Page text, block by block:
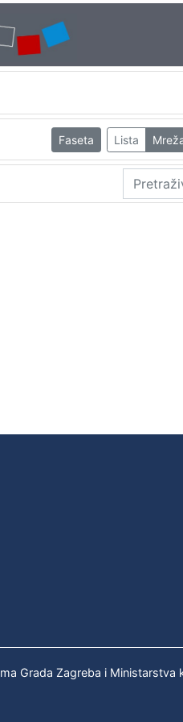
Faseta Lista
Grada Zagreba i Ministarstva